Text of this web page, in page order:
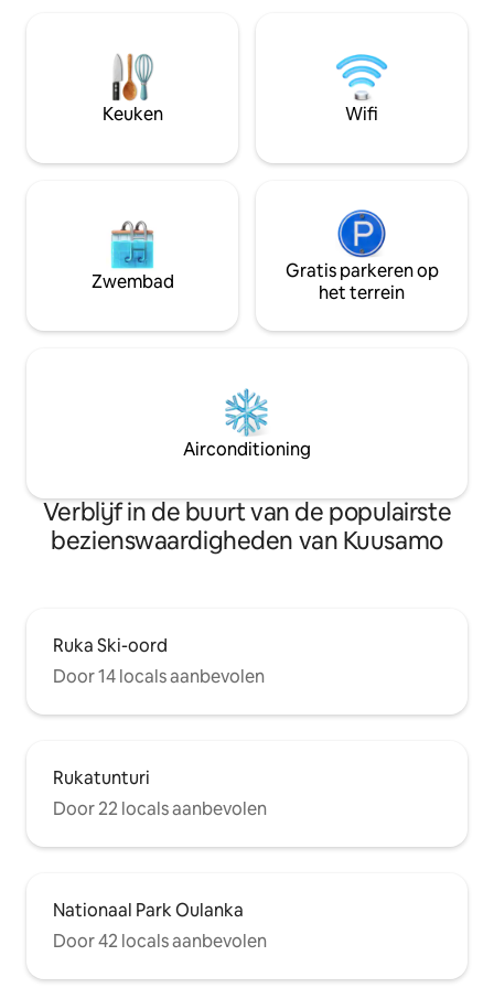
nabijgelegen
strandsauna
we zullen je
kunt opwarmen.
handdoeken voor
Keuken Wifi
Zwembad
Gratis parkeren op
het terrein
Airconditioning
Verblijf in de buurt van de populairste
bezienswaardigheden van Kuusamo
Ruka Ski-oord
Door 14 locals aanbevolen
Rukatunturi
Door 22 locals aanbevolen
Nationaal Park Oulanka
Door 42 locals aanbevolen